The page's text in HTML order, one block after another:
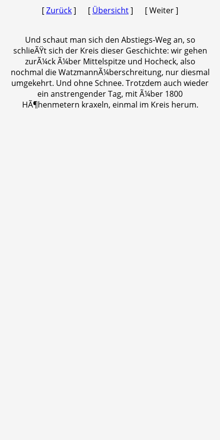
[Zurück] [ Übersicht] [ Weiter ]
Und schaut man sich den Abstiegs-Weg an, so
schlieÃŸt sich der Kreis dieser Geschichte: wir gehen
zurÃ¼ck Ã¼ber Mittelspitze und Hocheck, also
nochmal die WatzmannÃ¼berschreitung, nur diesmal
umgekehrt. Und ohne Schnee. Trotzdem auch wieder
ein anstrengender Tag, mit Ã¼ber 1800
HÃ¶henmetern kraxeln, einmal im Kreis herum.